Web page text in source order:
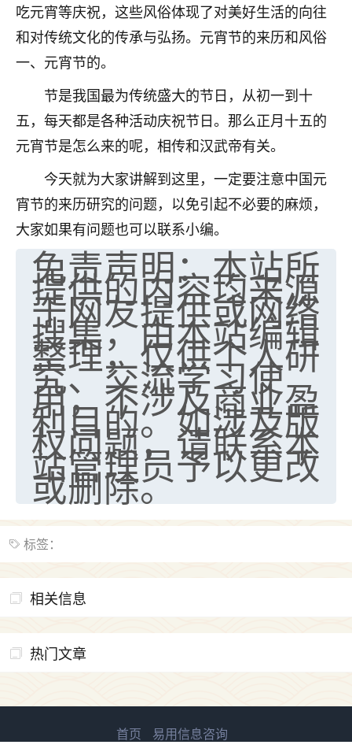
吃元宵等庆祝，这些风俗体现了对美好生活的向往
和对传统文化的传承与弘扬。元宵节的来历和风俗
一、元宵节的。
节是我国最为传统盛大的节日，从初一到十
五，每天都是各种活动庆祝节日。那么正月十五的
元宵节是怎么来的呢，相传和汉武帝有关。
今天就为大家讲解到这里，一定要注意中国元
宵节的来历研究的问题，以免引起不必要的麻烦，
大家如果有问题也可以联系小编。
免责声明：本站所
提供的内容均来源
于网友提供或网络
搜集，由本站编辑
整理，仅供个人研
究、交流学习使
用，不涉及商业盈
利目的。如涉及版
权问题，请联系本
站管理员予以更改
或删除。
标签：
相关信息
热门文章
老师做不做超度法事？我想给我奶奶做超度，她今年
刚去世了。
七零老顽童
做梦梦见她，后来也是朋友介绍，找到慧来老
师，安排了超度法事，做梦再也没有梦到过
了，一开始是半信半疑的，图个心安，给亡母
超度，现在看来，人不信也不行。
2天前 来自云南 11
优秀的张同学
老师收徒吗？？我对这些很感兴趣
2天前 来自山西 15
首页 易用信息咨询